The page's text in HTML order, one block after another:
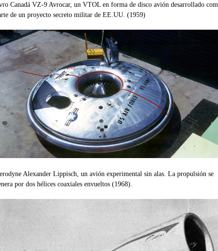
Canadá VZ-9 Avrocar, un VTOL en forma de disco avión desarrollado
de un proyecto secreto militar de EE.UU. (1959)
Alexander Lippisch, un avión experimental sin alas. La propulsión se
por dos hélices coaxiales envueltos (1968).